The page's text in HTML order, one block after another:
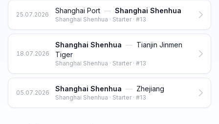
25.07.2026 Shanghai Port — Shanghai Shenhua
Shanghai Shenhua · Starter · #13
18.07.2026
Shanghai Shenhua — Tianjin Jinmen
Tiger
Shanghai Shenhua · Starter · #13
05.07.2026 Shanghai Shenhua — Zhejiang
Shanghai Shenhua · Starter · #13